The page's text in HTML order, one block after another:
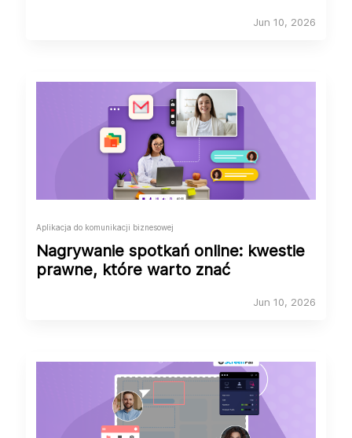
Jun 10, 2026
Aplikacja do komunikacji biznesowej
Nagrywanie spotkań online: kwestie
prawne, które warto znać
Jun 10, 2026